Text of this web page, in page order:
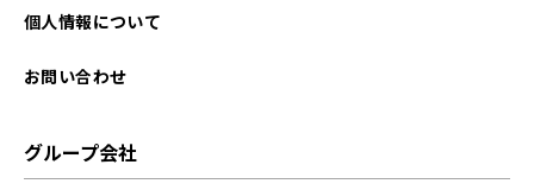
2022年05月
個人情報について
お問い合わせ
グループ会社